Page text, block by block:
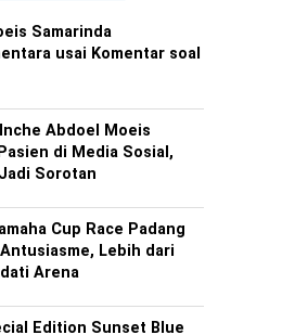
Samarinda
usai Komentar soal
Abdoel Moeis
di Media Sosial,
Sorotan
Cup Race Padang
Lebih dari
Arena
Edition Sunset Blue